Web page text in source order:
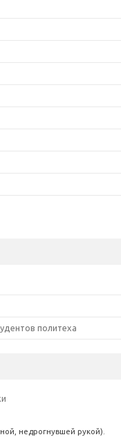
политеха
недрогнувшей рукой).